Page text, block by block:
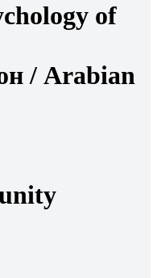
of
/ Arabian